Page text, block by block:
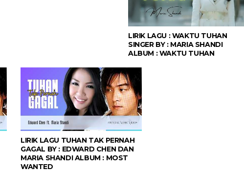
LIRIK LAGU : WAKTU TUHAN
SINGER BY : MARIA SHANDI
ALBUM : WAKTU TUHAN
LIRIK LAGU TUHAN TAK PERNAH
GAGAL BY : EDWARD CHEN DAN
MARIA SHANDI ALBUM : MOST
WANTED